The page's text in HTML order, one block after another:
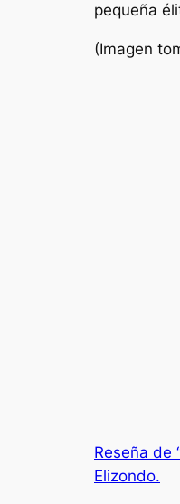
pequeña
(Imagen
Reseña de
Elizondo.